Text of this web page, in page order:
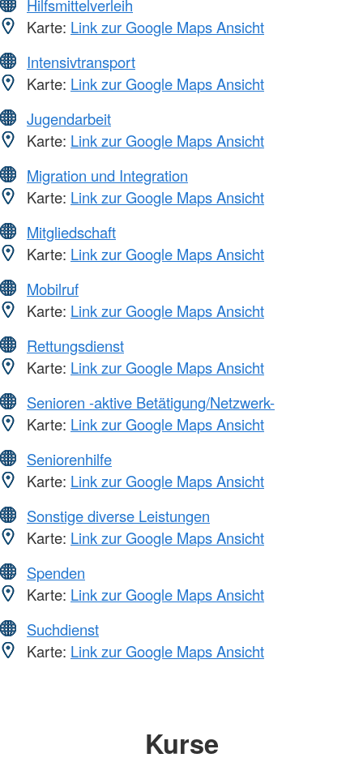
Hilfsmittelverleih
Karte: Link zur Google Maps Ansicht
Intensivtransport
Karte: Link zur Google Maps Ansicht
Jugendarbeit
Karte: Link zur Google Maps Ansicht
Migration und Integration
Karte: Link zur Google Maps Ansicht
Mitgliedschaft
Karte: Link zur Google Maps Ansicht
Mobilruf
Karte: Link zur Google Maps Ansicht
Rettungsdienst
Karte: Link zur Google Maps Ansicht
Senioren -aktive Betätigung/Netzwerk-
Karte: Link zur Google Maps Ansicht
Seniorenhilfe
Karte: Link zur Google Maps Ansicht
Sonstige diverse Leistungen
Karte: Link zur Google Maps Ansicht
Spenden
Karte: Link zur Google Maps Ansicht
Suchdienst
Karte: Link zur Google Maps Ansicht
Kurse